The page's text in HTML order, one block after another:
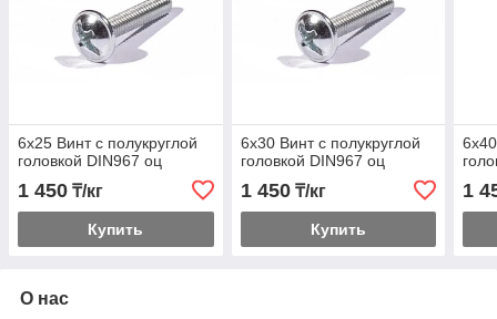
6х25 Винт с полукруглой
головкой DIN967 оц
1 450 ₸/кг
Купить
6х30 Винт с полукруглой
головкой DIN967 оц
1 450₸/кг
Купить
1
О нас